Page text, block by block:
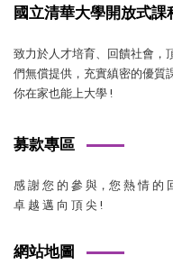
國立清華大學開放式課
致力於人才培育、回饋社會，
們無償提供，充實縝密的優質
你在家也能上大學 !
募款專區
感 謝 您 的 參 與，您 熱 情 的
卓 越 邁 向 頂 尖 !
網站地圖